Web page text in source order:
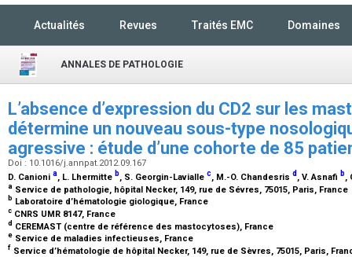
Actualités Revues Traités EMC Domaines
ANNALES DE PATHOLOGIE
L’absence d’expression du CD2 sur les
détermine un nouveau sous-type
agressive : étude d’une cohorte de 85
Doi : 10.1016/j.annpat.2012.09.167
D. Canioni a, L. Lhermitte b, S. Georgin-Lavialle c, M.-O. Chandesris d , V. Asnafi b,
a Service de pathologie, hôpital Necker, 149, rue de Sévres, 75015, Paris, France
b Laboratoire d’hématologie giologique, France
c CNRS UMR 8147, France
d CEREMAST (centre de référence des mastocytoses), France
e Service de maladies infectieuses, France
f Service d’hématologie de hôpital Necker, 149, rue de Sèvres, 75015, Paris,